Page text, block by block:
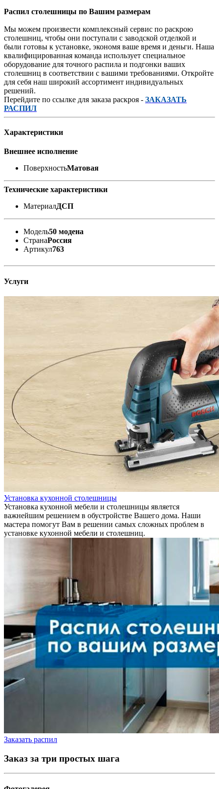
Распил столешницы по Вашим размерам
Мы можем произвести комплексный сервис по раскрою
столешниц, чтобы они поступали с заводской отделкой и
были готовы к установке, экономя ваше время и деньги. Наша
квалифицированная команда использует специальное
оборудование для точного распила и подгонки ваших
столешниц в соответствии с вашими требованиями. Откройте
для себя наш широкий ассортимент индивидуальных
решений.
Перейдите по ссылке для заказа раскроя - ЗАКАЗАТЬ
РАСПИЛ
Характеристики
Внешнее исполнение
ПоверхностьМатовая
Технические характеристики
МатериалДСП
Модель50 модена
СтранаРоссия
Артикул763
Услуги
Установка кухонной столешницы
Установка кухонной мебели и столешницы является
важнейшим решением в обустройстве Вашего дома. Наши
мастера помогут Вам в решении самых сложных проблем в
установке кухонной мебели и столешниц.
Заказать распил
Заказ за три простых шага